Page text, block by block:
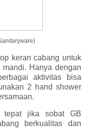
keran cabang untuk
Hanya dengan
aktivitas bisa
2 hand shower
tepat jika sobat GB
berkualitas dan